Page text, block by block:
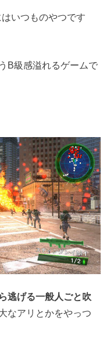
いつものやつです
B級感溢れるゲームで
逃げる一般人ごと吹
なアリとかをやっつ